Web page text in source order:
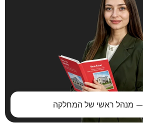
— מנהל ראשי של המחלקה